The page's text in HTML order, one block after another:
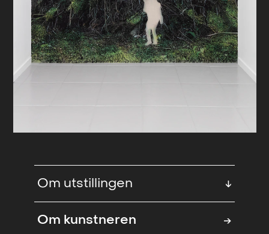
Om utstillingen ↓
Trengereid inviteres vi inn i et
Om kunstneren →